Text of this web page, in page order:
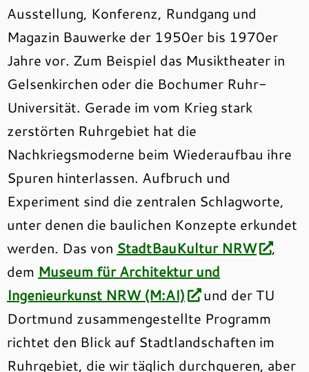
Ausstellung, Konferenz, Rundgang und
Magazin Bauwerke der 1950er bis 1970er
Jahre vor. Zum Beispiel das Musiktheater in
Gelsenkirchen oder die Bochumer Ruhr-
Universität. Gerade im vom Krieg stark
zerstörten Ruhrgebiet hat die
Nachkriegsmoderne beim Wiederaufbau ihre
Spuren hinterlassen. Aufbruch und
Experiment sind die zentralen Schlagworte,
unter denen die baulichen Konzepte erkundet
werden. Das von StadtBauKultur NRW
,
dem Museum für Architektur und
Ingenieurkunst NRW (M:AI)
und der TU
Dortmund zusammengestellte Programm
richtet den Blick auf Stadtlandschaften im
Ruhrgebiet, die wir täglich durchqueren, aber